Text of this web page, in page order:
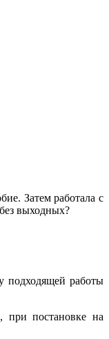
Затем работала с
выходных?
подходящей работы
при постановке на